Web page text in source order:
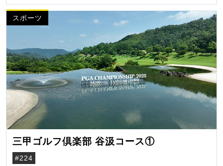
スポーツ
三甲ゴルフ倶楽部 谷汲コース①
#224